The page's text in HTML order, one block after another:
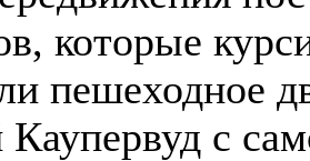
которые
пешеходное
с